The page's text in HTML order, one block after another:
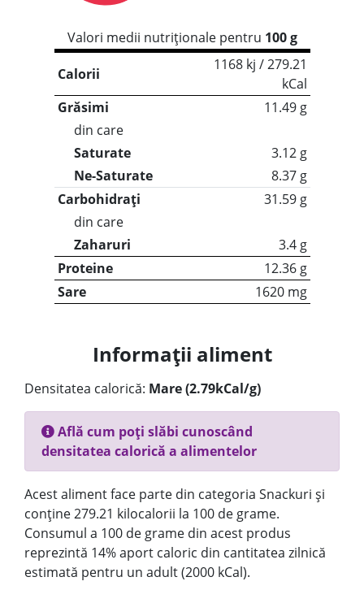
Valori medii nutriționale pentru 100 g
Calorii
1168 kj / 279.21
kCal
Grăsimi
11.49 g
din care
Saturate
3.12 g
Ne-Saturate
8.37 g
Carbohidrați
31.59 g
din care
Zaharuri
3.4 g
Proteine
12.36 g
Sare
1620 mg
Informații aliment
Densitatea calorică: Mare (2.79kCal/g)
Află cum poți slăbi cunoscând
densitatea calorică a alimentelor
Acest aliment face parte din categoria Snackuri și
conține 279.21 kilocalorii la 100 de grame.
Consumul a 100 de grame din acest produs
reprezintă 14% aport caloric din cantitatea zilnică
estimată pentru un adult (2000 kCal).